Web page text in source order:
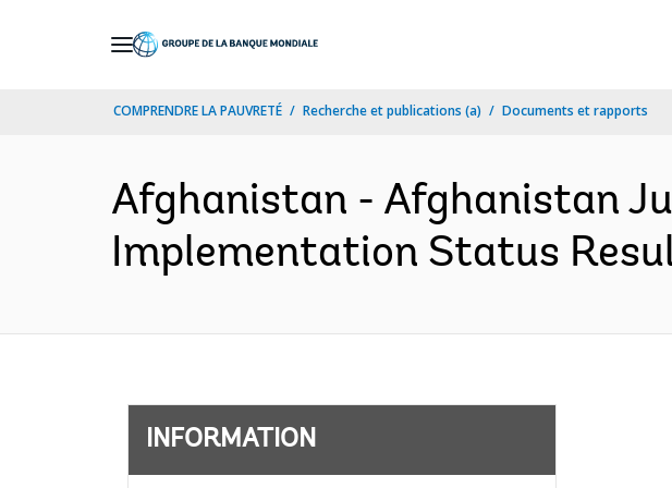
COMPRENDRE LA PAUVRETÉ Recherche et publications (a) Documents et rapports
Afghanistan - Afghanistan
Implementation Status
INFORMATION